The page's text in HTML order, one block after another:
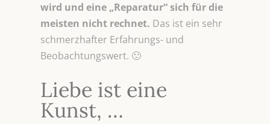
wird und eine „Reparatur“ sich für die
meisten nicht rechnet. Das ist ein sehr
schmerzhafter Erfahrungs- und
Beobachtungswert. 🙁
Liebe ist eine
Kunst, …